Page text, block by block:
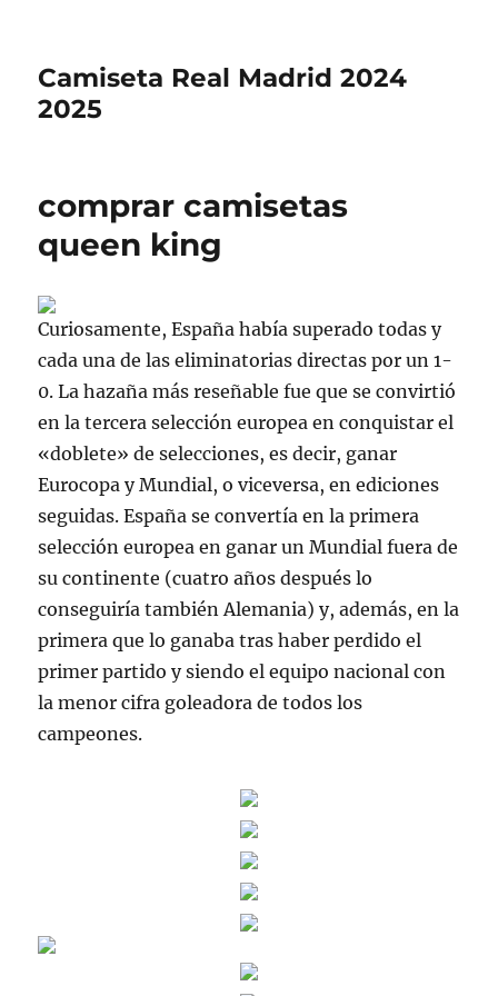
Camiseta Real Madrid 2024
2025
comprar camisetas
queen king
Curiosamente, España había superado todas y
cada una de las eliminatorias directas por un 1-
0. La hazaña más reseñable fue que se convirtió
en la tercera selección europea en conquistar el
«doblete» de selecciones, es decir, ganar
Eurocopa y Mundial, o viceversa, en ediciones
seguidas. España se convertía en la primera
selección europea en ganar un Mundial fuera de
su continente (cuatro años después lo
conseguiría también Alemania) y, además, en la
primera que lo ganaba tras haber perdido el
primer partido y siendo el equipo nacional con
la menor cifra goleadora de todos los
campeones.